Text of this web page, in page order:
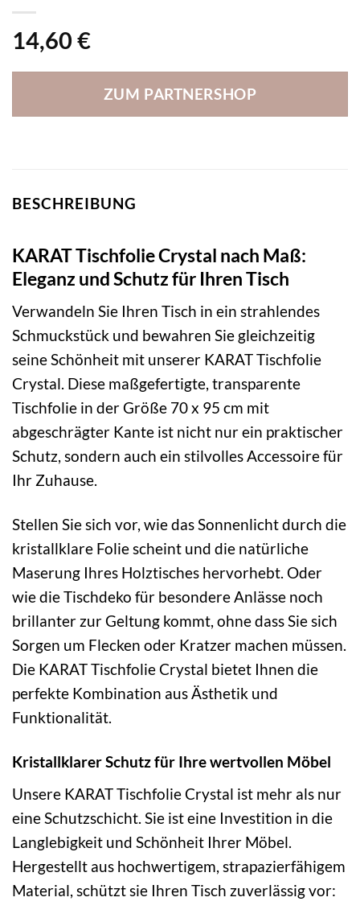
14,60 €
ZUM PARTNERSHOP
BESCHREIBUNG
KARAT Tischfolie Crystal nach Maß:
Eleganz und Schutz für Ihren Tisch
Verwandeln Sie Ihren Tisch in ein strahlendes
Schmuckstück und bewahren Sie gleichzeitig
seine Schönheit mit unserer KARAT Tischfolie
Crystal. Diese maßgefertigte, transparente
Tischfolie in der Größe 70 x 95 cm mit
abgeschrägter Kante ist nicht nur ein praktischer
Schutz, sondern auch ein stilvolles Accessoire für
Ihr Zuhause.
Stellen Sie sich vor, wie das Sonnenlicht durch die
kristallklare Folie scheint und die natürliche
Maserung Ihres Holztisches hervorhebt. Oder
wie die Tischdeko für besondere Anlässe noch
brillanter zur Geltung kommt, ohne dass Sie sich
Sorgen um Flecken oder Kratzer machen müssen.
Die KARAT Tischfolie Crystal bietet Ihnen die
perfekte Kombination aus Ästhetik und
Funktionalität.
Kristallklarer Schutz für Ihre wertvollen Möbel
Unsere KARAT Tischfolie Crystal ist mehr als nur
eine Schutzschicht. Sie ist eine Investition in die
Langlebigkeit und Schönheit Ihrer Möbel.
Hergestellt aus hochwertigem, strapazierfähigem
Material, schützt sie Ihren Tisch zuverlässig vor: